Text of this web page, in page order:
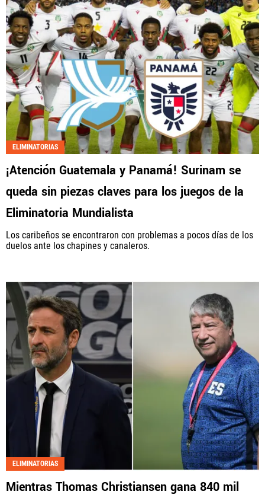
ELIMINATORIAS
¡Atención Guatemala y Panamá! Surinam se
queda sin piezas claves para los juegos de la
Eliminatoria Mundialista
Los caribeños se encontraron con problemas a pocos días de los
duelos ante los chapines y canaleros.
ELIMINATORIAS
Mientras Thomas Christiansen gana 840 mil